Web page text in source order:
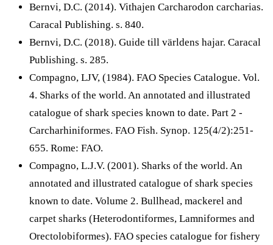
Bernvi, D.C. (2014). Vithajen Carcharodon carcharias.
Caracal Publishing. s. 840.
Bernvi, D.C. (2018). Guide till världens hajar. Caracal
Publishing. s. 285.
Compagno, LJV, (1984). FAO Species Catalogue. Vol.
4. Sharks of the world. An annotated and illustrated
catalogue of shark species known to date. Part 2 -
Carcharhiniformes. FAO Fish. Synop. 125(4/2):251-
655. Rome: FAO.
Compagno, L.J.V. (2001). Sharks of the world. An
annotated and illustrated catalogue of shark species
known to date. Volume 2. Bullhead, mackerel and
carpet sharks (Heterodontiformes, Lamniformes and
Orectolobiformes). FAO species catalogue for fishery